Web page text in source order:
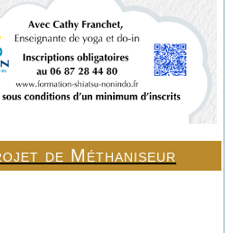
de Méthaniseur